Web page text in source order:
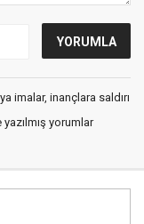
imalar, inançlara saldırı
yorumlar